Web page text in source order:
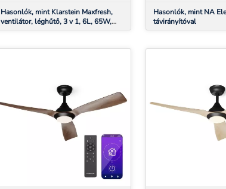
Hasonlók, mint Klarstein Maxfresh,
ventilátor, léghűtő, 3 v 1, 6L, 65W,
távirányító, 2 x jégcsomag
Hasonlók, mint NA
távirányítóval